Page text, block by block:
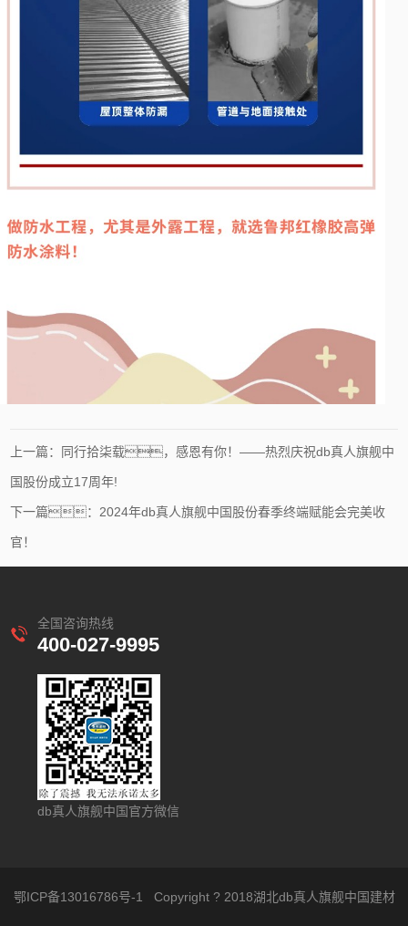
上一篇：同行拾柒载，感恩有你！——热烈庆祝db真人旗舰中
国股份成立17周年!
下一篇：2024年db真人旗舰中国股份春季终端赋能会完美收
官！
全国咨询热线
400-027-9995
db真人旗舰中国官方微信
鄂ICP备13016786号-1 Copyright ? 2018湖北db真人旗舰中国建材